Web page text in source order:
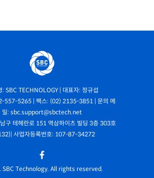
: SBC TECHNOLOGY | 대표자: 정규섭
557-5265 | 팩스: (02) 2135-3851 | 문의 메
일: sbc.support@sbctech.net
구 테헤란로 151 역삼하이츠 빌딩 3층 303호
사업자등록번호: 107-87-34272
SBC Technology. All rights reserved.